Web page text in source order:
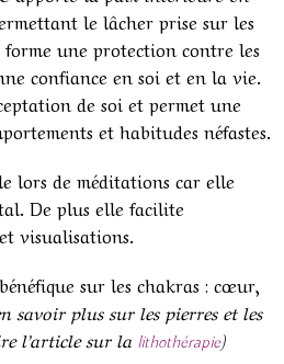
le lâcher prise sur les
une protection contre les
confiance en soi et en la vie.
de soi et permet une
et habitudes néfastes.
lors de méditations car elle
De plus elle facilite
visualisations.
sur les chakras : cœur,
savoir plus sur les pierres et les
l’article sur la lithothérapie)